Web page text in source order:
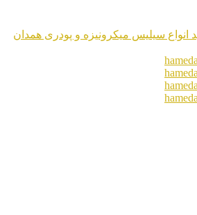
انواع سیلیس میکرونیزه و پودری همدان